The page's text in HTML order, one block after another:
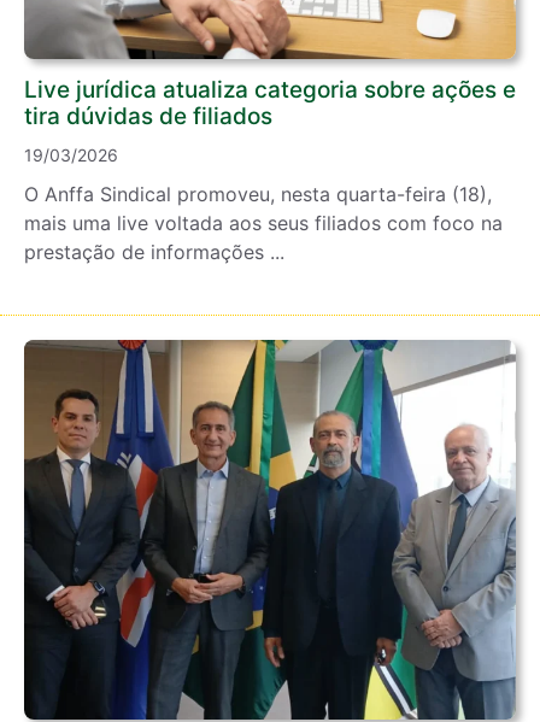
Live jurídica atualiza categoria sobre ações e
tira dúvidas de filiados
19/03/2026
O Anffa Sindical promoveu, nesta quarta-feira (18),
mais uma live voltada aos seus filiados com foco na
prestação de informações ...